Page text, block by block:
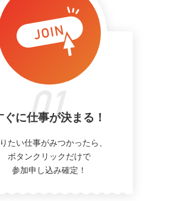
ぐに仕事が決まる！
たい仕事がみつかったら、
ボタンクリックだけで
参加申し込み確定！